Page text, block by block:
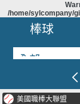
/home/sylcompany/
棒球
美國職棒大聯盟